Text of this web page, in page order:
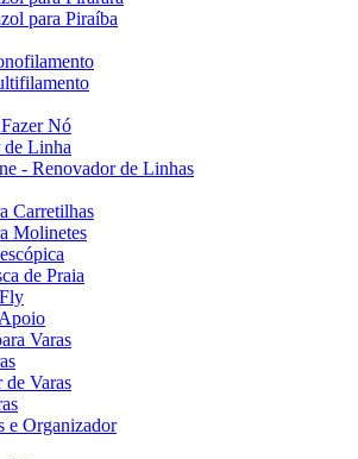
para Piraíba
Nó
de Linha
- Renovador de Linhas
Carretilhas
Molinetes
de Praia
Varas
Varas
e Organizador